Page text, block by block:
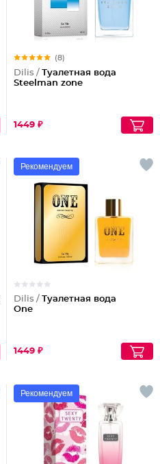
(8)
Dilis / Туалетная вода
Steelman zone
1449 ₽
Рекомендуем
Dilis / Туалетная вода
One
1449 ₽
Рекомендуем